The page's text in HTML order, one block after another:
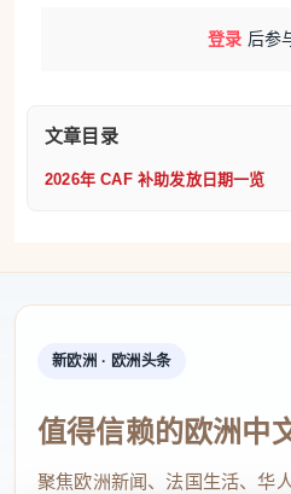
机应用为准，并定期检查自
新。
登录 后参
文章目录
2026年 CAF 补助发放日期一览
新欧洲 · 欧洲头条
值得信赖的欧洲中
聚焦欧洲新闻、法国生活、华